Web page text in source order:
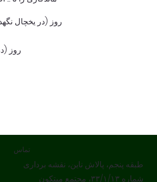
۱۷ روز (در یخچال
۲-۳
تماس
طبقه پنجم، پالاش ناین، نقشه برداری
شماره ۳۳/۱/۱۳، مجتمع میتکون